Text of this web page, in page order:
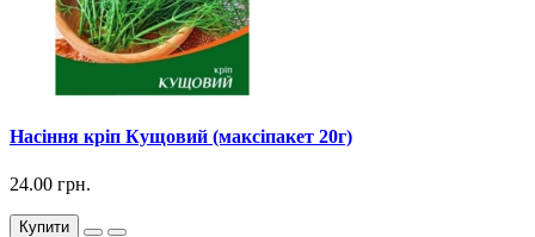
Насіння кріп Кущовий (максіпакет 20г)
24.00 грн.
Купити